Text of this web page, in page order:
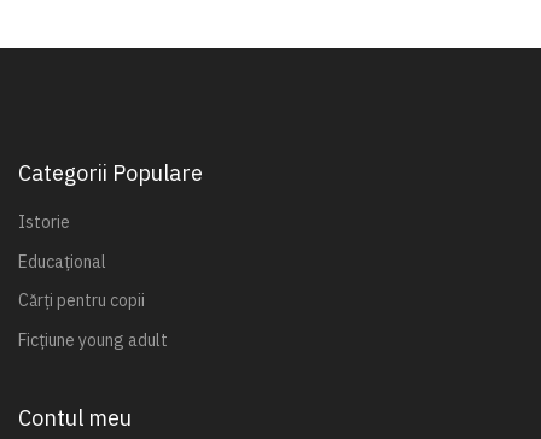
Categorii Populare
Istorie
Educațional
Cărți pentru copii
Ficțiune young adult
Contul meu